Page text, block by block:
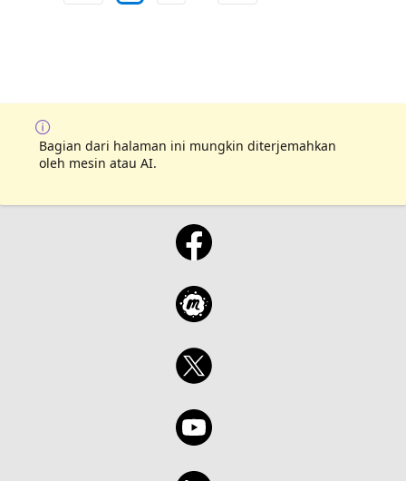
Bagian dari halaman ini mungkin diterjemahkan
oleh mesin atau AI.